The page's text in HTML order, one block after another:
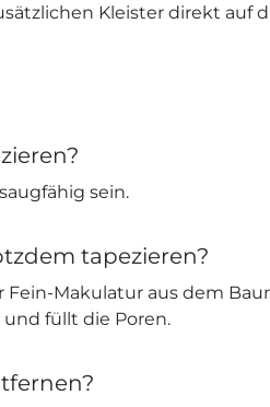
Kleister direkt auf
sein.
tapezieren?
Makulatur aus dem
füllt die Poren.